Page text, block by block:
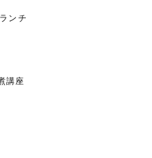
ンチ
講座